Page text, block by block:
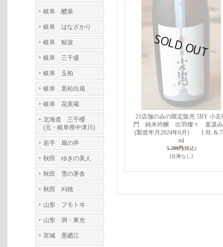
岐阜 醴泉
岐阜 はなざかり
岐阜 鯨波
岐阜 三千盛
岐阜 玉柏
岐阜 黒松白扇
岐阜 花美蔵
北海道 三千櫻
(元・岐阜県中津川)
岩手 堀の井
秋田 ゆきの美人
秋田 雪の茅舎
秋田 刈穂
山形 フモトヰ
山形 洌・東光
宮城 墨廼江
21店舗のみの限定販売 5BY 小左
門 純米吟醸 出羽燦々 直汲
(製造年月2024年6月) 1.8L &
ml
5,280円(税込)
[在庫なし]